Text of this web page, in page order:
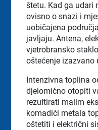
štetu. Kad ga udari
ovisno o snazi i
uobičajena
javljaju. Antena,
vjetrobransko
oštećenje izazvano
Intenzivna toplina
djelomično otopiti
rezultirati malim
komadići metala
oštetiti i električni